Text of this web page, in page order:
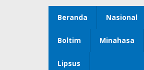
Beranda Nasional
Boltim Minahasa
Lipsus